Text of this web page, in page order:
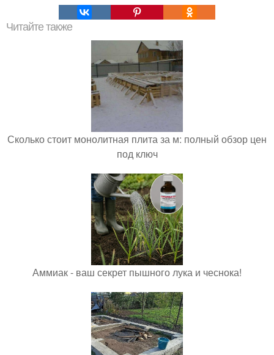
Читайте также
Сколько стоит монолитная плита за м: полный обзор цен
под ключ
Аммиак - ваш секрет пышного лука и чеснока!